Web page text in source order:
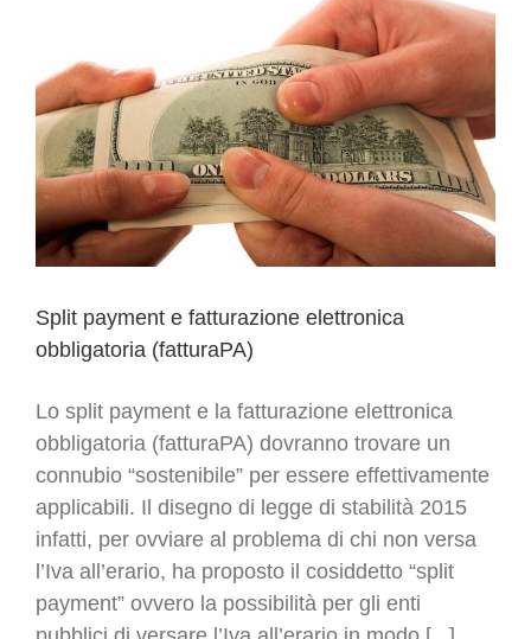
Split payment e fatturazione elettronica
obbligatoria (fatturaPA)
Lo split payment e la fatturazione elettronica
obbligatoria (fatturaPA) dovranno trovare un
connubio “sostenibile” per essere effettivamente
applicabili. Il disegno di legge di stabilità 2015
infatti, per ovviare al problema di chi non versa
l’Iva all’erario, ha proposto il cosiddetto “split
payment” ovvero la possibilità per gli enti